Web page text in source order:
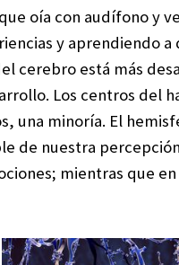
oía con audífono y
y aprendiendo a
cerebro está más
Los centros del
una minoría. El
de nuestra
mientras que